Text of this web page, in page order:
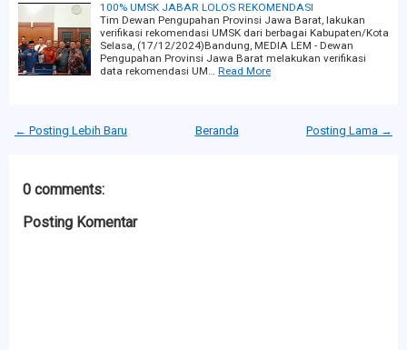
100% UMSK JABAR LOLOS REKOMENDASI
Tim Dewan Pengupahan Provinsi Jawa Barat, lakukan
verifikasi rekomendasi UMSK dari berbagai Kabupaten/Kota
Selasa, (17/12/2024)Bandung, MEDIA LEM - Dewan
Pengupahan Provinsi Jawa Barat melakukan verifikasi
data rekomendasi UM… Read More
← Posting Lebih Baru Posting Lama →
Beranda
0 comments:
Posting Komentar